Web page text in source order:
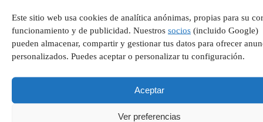
Este sitio web usa cookies de analítica anónimas, propias para su
funcionamiento y de publicidad. Nuestros socios (incluido Google)
pueden almacenar, compartir y gestionar tus datos para ofrecer
personalizados. Puedes aceptar o personalizar tu configuración.
Aceptar
Ver preferencias